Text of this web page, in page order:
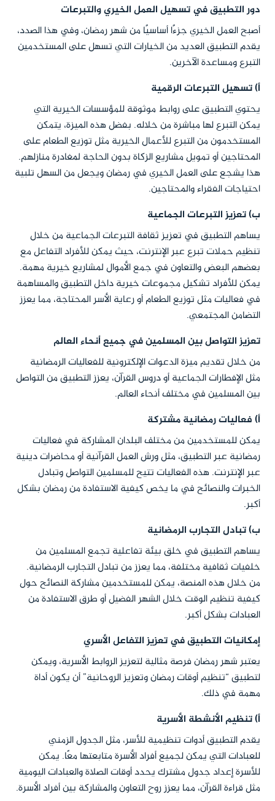
دور التطبيق في تسهيل العمل الخيري والتبرعات
أصبح العمل الخيري جزءًا أساسيًا من شهر رمضان، وفي هذا الصدد،
يقدم التطبيق العديد من الخيارات التي تسهل على المستخدمين
التبرع ومساعدة الآخرين.
أ) تسهيل التبرعات الرقمية
يحتوي التطبيق على روابط موثوقة للمؤسسات الخيرية التي
يمكن التبرع لها مباشرة من خلاله. بفضل هذه الميزة، يتمكن
المستخدمون من التبرع للأعمال الخيرية مثل توزيع الطعام على
المحتاجين أو تمويل مشاريع الزكاة بدون الحاجة لمغادرة منازلهم.
هذا يشجع على العمل الخيري في رمضان ويجعل من السهل تلبية
احتياجات الفقراء والمحتاجين.
ب) تعزيز التبرعات الجماعية
يساهم التطبيق في تعزيز ثقافة التبرعات الجماعية من خلال
تنظيم حملات تبرع عبر الإنترنت، حيث يمكن للأفراد التفاعل مع
بعضهم البعض والتعاون في جمع الأموال لمشاريع خيرية مهمة.
يمكن للأفراد تشكيل مجموعات خيرية داخل التطبيق والمساهمة
في فعاليات مثل توزيع الطعام أو رعاية الأسر المحتاجة، مما يعزز
التضامن المجتمعي.
تعزيز التواصل بين المسلمين في جميع أنحاء العالم
من خلال تقديم ميزة الدعوات الإلكترونية للفعاليات الرمضانية
مثل الإفطارات الجماعية أو دروس القرآن، يعزز التطبيق من التواصل
بين المسلمين في مختلف أنحاء العالم.
أ) فعاليات رمضانية مشتركة
يمكن للمستخدمين من مختلف البلدان المشاركة في فعاليات
رمضانية عبر التطبيق، مثل ورش العمل القرآنية أو محاضرات دينية
عبر الإنترنت. هذه الفعاليات تتيح للمسلمين التواصل وتبادل
الخبرات والنصائح في ما يخص كيفية الاستفادة من رمضان بشكل
أكبر.
ب) تبادل التجارب الرمضانية
يساهم التطبيق في خلق بيئة تفاعلية تجمع المسلمين من
خلفيات ثقافية مختلفة، مما يعزز من تبادل التجارب الرمضانية.
من خلال هذه المنصة، يمكن للمستخدمين مشاركة النصائح حول
كيفية تنظيم الوقت خلال الشهر الفضيل أو طرق الاستفادة من
العبادات بشكل أكبر.
إمكانيات التطبيق في تعزيز التفاعل الأسري
يعتبر شهر رمضان فرصة مثالية لتعزيز الروابط الأسرية، ويمكن
لتطبيق “تنظيم أوقات رمضان وتعزيز الروحانية” أن يكون أداة
مهمة في ذلك.
أ) تنظيم الأنشطة الأسرية
يقدم التطبيق أدوات تنظيمية للأسر، مثل الجدول الزمني
للعبادات التي يمكن لجميع أفراد الأسرة متابعتها معًا. يمكن
للأسرة إعداد جدول مشترك يحدد أوقات الصلاة والعبادات اليومية
مثل قراءة القرآن، مما يعزز روح التعاون والمشاركة بين أفراد الأسرة.